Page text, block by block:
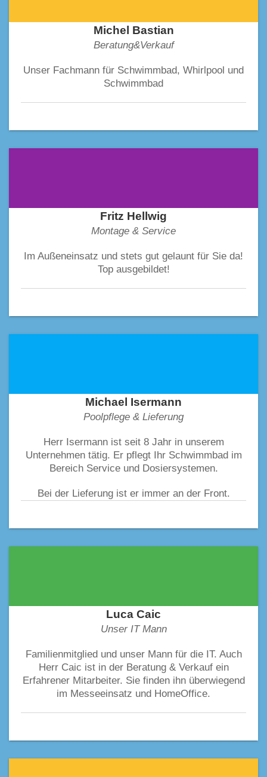
Michel Bastian
Beratung&Verkauf
Unser Fachmann für Schwimmbad, Whirlpool und
Schwimmbad
Fritz Hellwig
Montage & Service
Im Außeneinsatz und stets gut gelaunt für Sie da!
Top ausgebildet!
Michael Isermann
Poolpflege & Lieferung
Herr Isermann ist seit 8 Jahr in unserem
Unternehmen tätig. Er pflegt Ihr Schwimmbad im
Bereich Service und Dosiersystemen.
Bei der Lieferung ist er immer an der Front.
Luca Caic
Unser IT Mann
Familienmitglied und unser Mann für die IT. Auch
Herr Caic ist in der Beratung & Verkauf ein
Erfahrener Mitarbeiter. Sie finden ihn überwiegend
im Messeeinsatz und HomeOffice.